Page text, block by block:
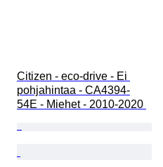
Citizen - eco-drive - Ei
pohjahintaa - CA4394-
54E - Miehet - 2010-2020